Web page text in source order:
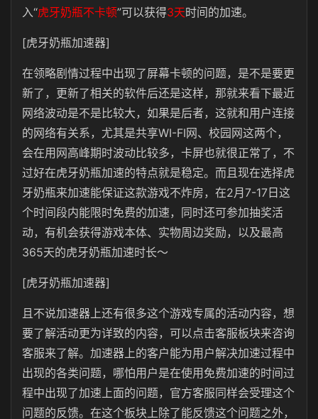
入“虎牙奶瓶不卡顿”可以获得3天时间的加速。
[虎牙奶瓶加速器]
在领略剧情过程中出现了屏幕卡顿的问题，是不是要更
新了，更新了相关的软件后还是这样，那就来看下最近
网络波动是不是比较大，如果是后者，这就和用户连接
的网络有关系，尤其是共享WI-FI网、校园网这两个，
会在用网高峰期时波动比较多，卡屏也就很正常了，不
过好在虎牙奶瓶加速的特点就是稳定。而且现在选择虎
牙奶瓶来加速能保证这款游戏不炸房，在2月7-17日这
个时间段内能限时免费的加速，同时还可参加抽奖活
动，有机会获得游戏本体、实物周边奖励，以及最高
365天的虎牙奶瓶加速时长～
[虎牙奶瓶加速器]
且不说加速器上还有很多这个游戏专属的活动内容，想
要了解活动更为详致的内容，可以点击客服板块来咨询
客服来了解。加速器上的客户能为用户解决加速过程中
出现的各类问题，哪怕用户是在使用免费加速的时间过
程中出现了加速上面的问题，官方客服同样会受理这个
问题的反馈。在这个板块上除了能反馈这个问题之外，